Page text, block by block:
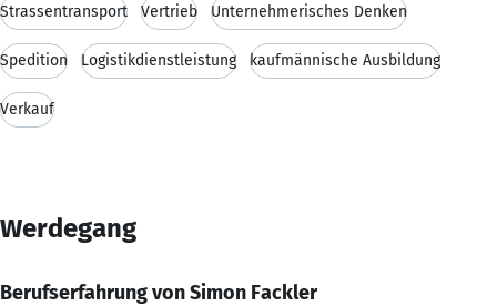
Strassentransport Vertrieb Unternehmerisches Denken
Spedition Logistikdienstleistung kaufmännische Ausbildung
Verkauf
Werdegang
Berufserfahrung von Simon Fackler